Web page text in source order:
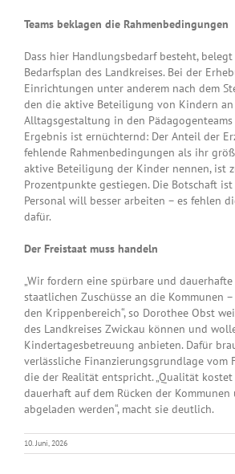
Teams beklagen die Rahmenbedingungen
Dass hier Handlungsbedarf besteht,
Bedarfsplan des Landkreises. Bei der
Einrichtungen unter anderem nach dem
den die aktive Beteiligung von Kindern
Alltagsgestaltung in den
Ergebnis ist ernüchternd: Der Anteil der
fehlende Rahmenbedingungen als ihr
aktive Beteiligung der Kinder nennen, ist
Prozentpunkte gestiegen. Die Botschaft
Personal will besser arbeiten – es fehlen
dafür.
Der Freistaat muss handeln
„Wir fordern eine spürbare und
staatlichen Zuschüsse an die Kommunen
den Krippenbereich“, so Dorothee Obst
des Landkreises Zwickau können und
Kindertagesbetreuung anbieten. Dafür
verlässliche Finanzierungsgrundlage vom
die der Realität entspricht. „Qualität
dauerhaft auf dem Rücken der Kommunen
abgeladen werden“, macht sie deutlich.
10. Juni, 2026